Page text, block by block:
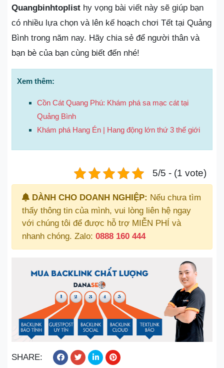
Quangbinhtoplist hy vọng bài viết này sẽ giúp bạn
có nhiều lựa chọn và lên kế hoạch chơi Tết tại Quảng
Bình trong năm nay. Hãy chia sẻ để người thân và
bạn bè của bạn cùng biết đến nhé!
Xem thêm:
Cồn Cát Quang Phú: Khám phá sa mạc cát tại
Quảng Bình
Khám phá Hang Én | Hang động lớn thứ 3 thế giới
5/5 - (1 vote)
DÀNH CHO DOANH NGHIỆP: Nếu chưa tìm
thấy thông tin của mình, vui lòng liên hệ ngay
với chúng tôi để được hỗ trợ MIỄN PHÍ và
nhanh chóng. Zalo: 0888 160 444
SHARE: